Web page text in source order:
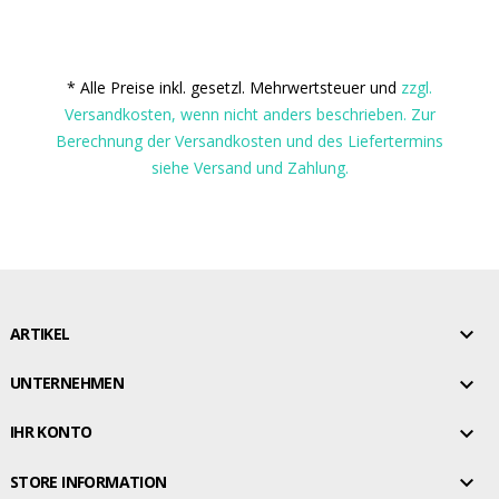
* Alle Preise inkl. gesetzl. Mehrwertsteuer und zzgl.
Versandkosten, wenn nicht anders beschrieben. Zur
Berechnung der Versandkosten und des Liefertermins
siehe Versand und Zahlung.
ARTIKEL 
UNTERNEHMEN 
IHR KONTO 
STORE INFORMATION 